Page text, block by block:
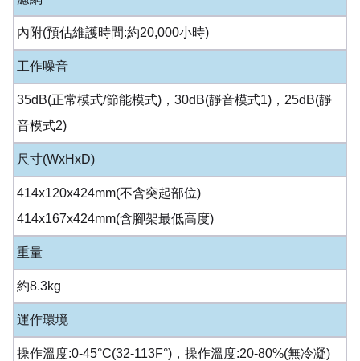
內附(預估維護時間:約20,000小時)
工作噪音
35dB(正常模式/節能模式)，30dB(靜音模式1)，25dB(靜
音模式2)
尺寸(WxHxD)
414x120x424mm(不含突起部位)
414x167x424mm(含腳架最低高度)
重量
約8.3kg
運作環境
操作溫度:0-45°C(32-113F°)，操作溫度:20-80%(無冷凝)